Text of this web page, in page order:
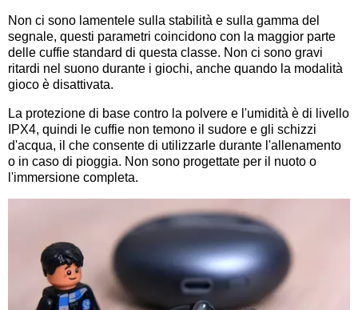
Non ci sono lamentele sulla stabilità e sulla gamma del
segnale, questi parametri coincidono con la maggior parte
delle cuffie standard di questa classe. Non ci sono gravi
ritardi nel suono durante i giochi, anche quando la modalità
gioco è disattivata.
La protezione di base contro la polvere e l'umidità è di livello
IPX4, quindi le cuffie non temono il sudore e gli schizzi
d'acqua, il che consente di utilizzarle durante l'allenamento
o in caso di pioggia. Non sono progettate per il nuoto o
l'immersione completa.